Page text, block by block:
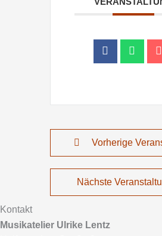
Vorherige
Nächste
Kontakt
Musikatelier Ulrike Lentz